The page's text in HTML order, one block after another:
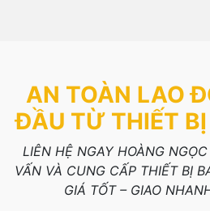
AN TOÀN LAO
ĐẦU TỪ THIẾT
LIÊN HỆ NGAY HOÀNG
VẤN VÀ CUNG CẤP THIẾT BỊ
GIÁ TỐT – GIAO